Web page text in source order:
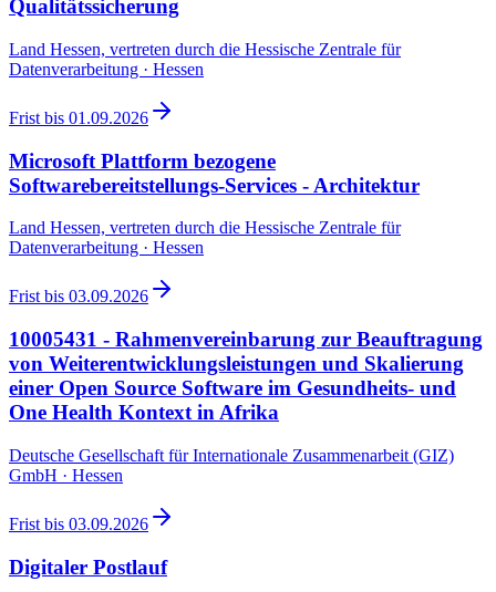
Qualitätssicherung
Land Hessen, vertreten durch die Hessische Zentrale für
Datenverarbeitung · Hessen
Frist bis 01.09.2026
Microsoft Plattform bezogene
Softwarebereitstellungs-Services - Architektur
Land Hessen, vertreten durch die Hessische Zentrale für
Datenverarbeitung · Hessen
Frist bis 03.09.2026
10005431 - Rahmenvereinbarung zur Beauftragung
von Weiterentwicklungsleistungen und Skalierung
einer Open Source Software im Gesundheits- und
One Health Kontext in Afrika
Deutsche Gesellschaft für Internationale Zusammenarbeit (GIZ)
GmbH · Hessen
Frist bis 03.09.2026
Digitaler Postlauf